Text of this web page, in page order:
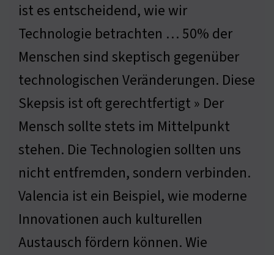
ist es entscheidend, wie wir
Technologie betrachten … 50% der
Menschen sind skeptisch gegenüber
technologischen Veränderungen. Diese
Skepsis ist oft gerechtfertigt » Der
Mensch sollte stets im Mittelpunkt
stehen. Die Technologien sollten uns
nicht entfremden, sondern verbinden.
Valencia ist ein Beispiel, wie moderne
Innovationen auch kulturellen
Austausch fördern können. Wie